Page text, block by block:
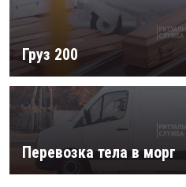
Груз 200
Перевозка тела в морг